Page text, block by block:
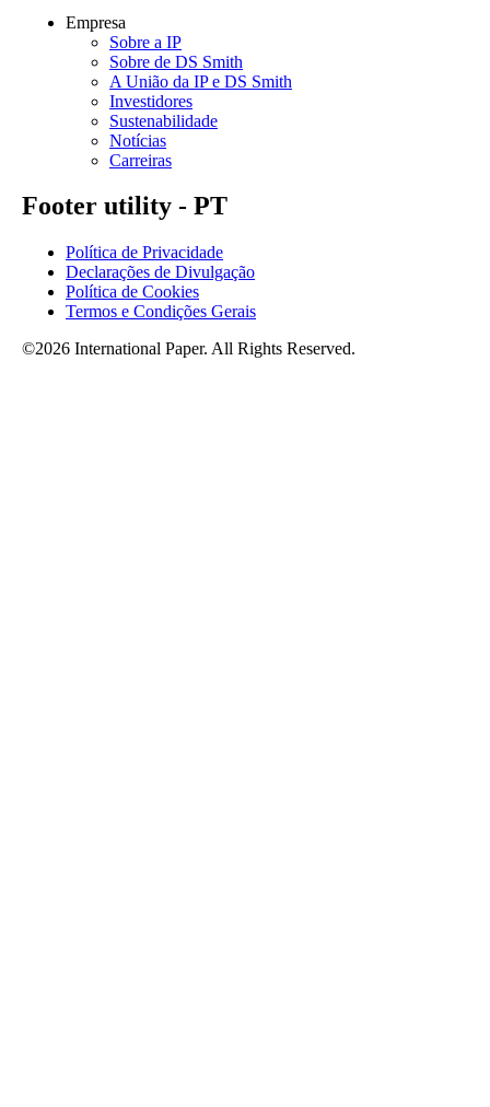
Empresa
Sobre a IP
Sobre de DS Smith
A União da IP e DS Smith
Investidores
Sustenabilidade
Notícias
Carreiras
Footer utility - PT
Política de Privacidade
Declarações de Divulgação
Política de Cookies
Termos e Condições Gerais
©2026 International Paper. All Rights Reserved.